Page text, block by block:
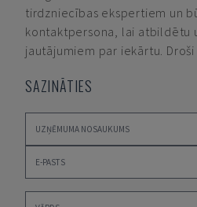
tirdzniecības ekspertiem un
kontaktpersona, lai atbildētu
jautājumiem par iekārtu.
SAZINĀTIES